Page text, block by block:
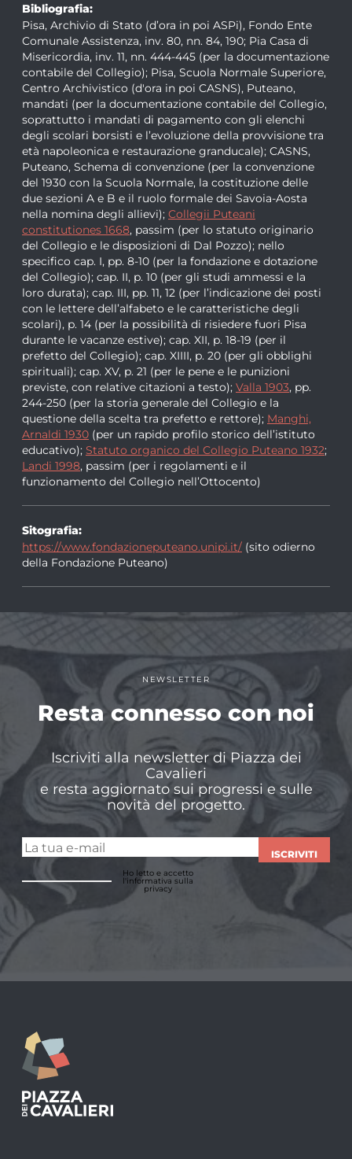
Bibliografia:
Pisa, Archivio di Stato (d’ora in poi ASPi), Fondo Ente
Comunale Assistenza, inv. 80, nn. 84, 190; Pia Casa di
Misericordia, inv. 11, nn. 444-445 (per la documentazione
contabile del Collegio); Pisa, Scuola Normale Superiore,
Centro Archivistico (d'ora in poi CASNS), Puteano,
mandati (per la documentazione contabile del Collegio,
soprattutto i mandati di pagamento con gli elenchi
degli scolari borsisti e l’evoluzione della provvisione tra
età napoleonica e restaurazione granducale); CASNS,
Puteano, Schema di convenzione (per la convenzione
del 1930 con la Scuola Normale, la costituzione delle
due sezioni A e B e il ruolo formale dei Savoia-Aosta
nella nomina degli allievi); Collegii Puteani
constitutiones 1668, passim (per lo statuto originario
del Collegio e le disposizioni di Dal Pozzo); nello
specifico cap. I, pp. 8-10 (per la fondazione e dotazione
del Collegio); cap. II, p. 10 (per gli studi ammessi e la
loro durata); cap. III, pp. 11, 12 (per l’indicazione dei posti
con le lettere dell’alfabeto e le caratteristiche degli
scolari), p. 14 (per la possibilità di risiedere fuori Pisa
durante le vacanze estive); cap. XII, p. 18-19 (per il
prefetto del Collegio); cap. XIIII, p. 20 (per gli obblighi
spirituali); cap. XV, p. 21 (per le pene e le punizioni
previste, con relative citazioni a testo); Valla 1903, pp.
244-250 (per la storia generale del Collegio e la
questione della scelta tra prefetto e rettore); Manghi,
Arnaldi 1930 (per un rapido profilo storico dell’istituto
educativo); Statuto organico del Collegio Puteano 1932;
Landi 1998, passim (per i regolamenti e il
funzionamento del Collegio nell’Ottocento)
Sitografia:
https://www.fondazioneputeano.unipi.it/ (sito odierno
della Fondazione Puteano)
NEWSLETTER
Resta connesso con noi
Iscriviti alla newsletter di Piazza dei
Cavalieri
e resta aggiornato sui progressi e sulle
novità del progetto.
ISCRIVITI
Ho letto e accetto
l'informativa sulla
privacy